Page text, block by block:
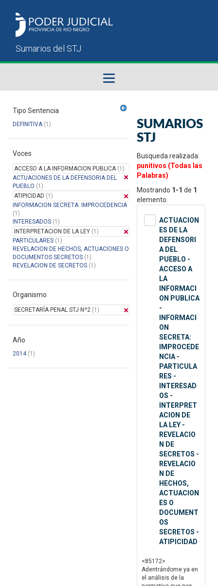
Sumarios del STJ
Manual del Usuario
Tipo Sentencia
DEFINITIVA(1)
Voces
ACCESO A LA INFORMACION PUBLICA(1)
ACTUACIONES DE LA DEFENSORIA DEL
PUEBLO (1)
ATIPICIDAD (1)
INFORMACION SECRETA: IMPROCEDENCIA
(1)
INTERESADOS (1)
INTERPRETACION DE LA LEY (1)
PARTICULARES (1)
REVELACION DE HECHOS, ACTUACIONES O
DOCUMENTOS SECRETOS (1)
REVELACION DE SECRETOS (1)
Organismo
SECRETARÍA PENAL STJ Nº2 (1)
Año
2014(1)
SUMARIOS
STJ
Busqueda realizada:
punitivos (Todas las
Palabras)
Mostrando 1-1 de 1
elemento.
ACTUACION
ES DE LA
DEFENSORI
A DEL
PUEBLO -
ACCESO A
LA
INFORMACI
ON PUBLICA
-
INFORMACI
ON
SECRETA:
IMPROCEDE
NCIA -
PARTICULA
RES -
INTERESAD
OS -
INTERPRET
ACION DE
LA LEY -
REVELACIO
N DE
SECRETOS -
REVELACIO
N DE
HECHOS,
ACTUACION
ES O
DOCUMENT
OS
SECRETOS -
ATIPICIDAD
<85172>
Adentrándome ya en
el análisis de la